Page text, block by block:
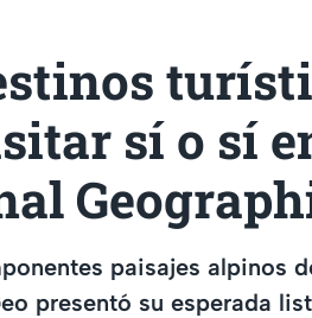
sí o sí
paisajes alpinos
presentó su esperada